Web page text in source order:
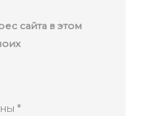
сайта в этом
*